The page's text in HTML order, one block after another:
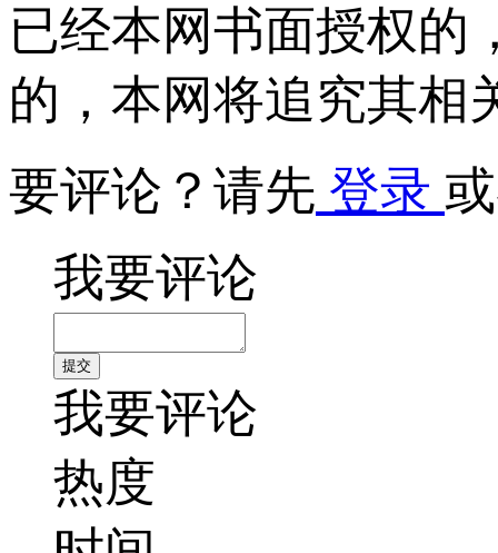
已经本网书面授权的
的，本网将追究其相
要评论？请先 登录
我要评论
我要评论
热度